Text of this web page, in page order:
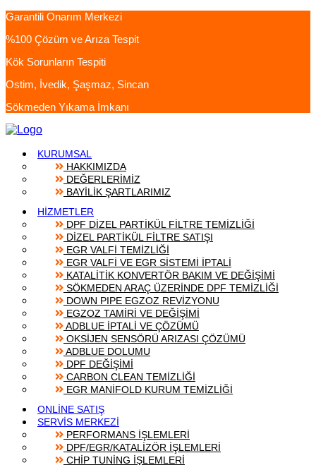
Garantili Onarım Merkezi
%100 Çözüm ve Arıza Tespit
Kök Sorunların Tespiti
Ostim, İvedik, Şaşmaz, Sincan
Sökmeden Yıkama İmkanı
KURUMSAL
HAKKIMIZDA
DEĞERLERİMİZ
BAYİLİK ŞARTLARIMIZ
HİZMETLER
DPF DİZEL PARTİKÜL FİLTRE TEMİZLİĞİ
DİZEL PARTİKÜL FİLTRE SATIŞI
EGR VALFİ TEMİZLİĞİ
EGR VALFİ VE EGR SİSTEMİ İPTALİ
KATALİTİK KONVERTÖR BAKIM VE DEĞİŞİMİ
SÖKMEDEN ARAÇ ÜZERİNDE DPF TEMİZLİĞİ
DOWN PIPE EGZOZ REVİZYONU
EGZOZ TAMİRİ VE DEĞİŞİMİ
ADBLUE İPTALİ VE ÇÖZÜMÜ
OKSİJEN SENSÖRÜ ARIZASI ÇÖZÜMÜ
ADBLUE DOLUMU
DPF DEĞİŞİMİ
CARBON CLEAN TEMİZLİĞİ
EGR MANİFOLD KURUM TEMİZLİĞİ
ONLİNE SATIŞ
SERVİS MERKEZİ
PERFORMANS İŞLEMLERİ
DPF/EGR/KATALİZÖR İŞLEMLERİ
CHİP TUNİNG İŞLEMLERİ